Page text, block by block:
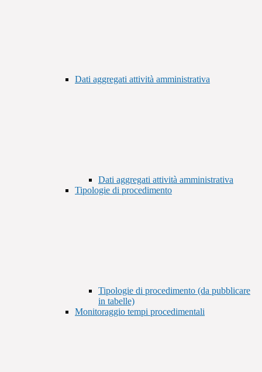
Dati aggregati attività amministrativa
Dati aggregati attività amministrativa
Tipologie di procedimento
Tipologie di procedimento (da pubblicare
in tabelle)
Monitoraggio tempi procedimentali